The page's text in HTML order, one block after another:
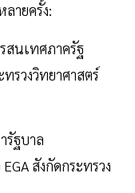
ายครั้ง:
สนเทศภาครัฐ
รวงวิทยาศาสตร์
ฐบาล
สังกัดกระทรวง